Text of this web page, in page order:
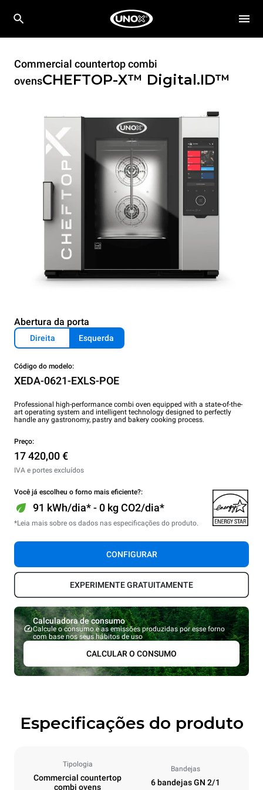
Commercial countertop combi
ovensCHEFTOP-X™ Digital.ID™
Abertura da porta
Direita Esquerda
Código do modelo:
XEDA-0621-EXLS-POE
Professional high-performance combi oven equipped with a state-of-the-
art operating system and intelligent technology designed to perfectly
handle any gastronomy, pastry and bakery cooking process.
Preço:
17 420,00 €
IVA e portes excluídos
Você já escolheu o forno mais eficiente?:
91 kWh/dia* - 0 kg CO2/dia*
*Leia mais sobre os dados nas especificações do produto.
CONFIGURAR
EXPERIMENTE GRATUITAMENTE
Calculadora de consumo
Calcule o consumo e as emissões produzidas por esse forno
com base nos seus hábitos de uso
CALCULAR O CONSUMO
Especificações do produto
Tipologia
Commercial countertop
combi ovens
Bandejas
6 bandejas GN 2/1